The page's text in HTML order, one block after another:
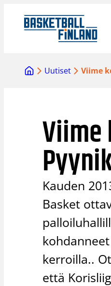
sisältöön
Uutiset Viime
Kauden
Basket
kerroilla..
että